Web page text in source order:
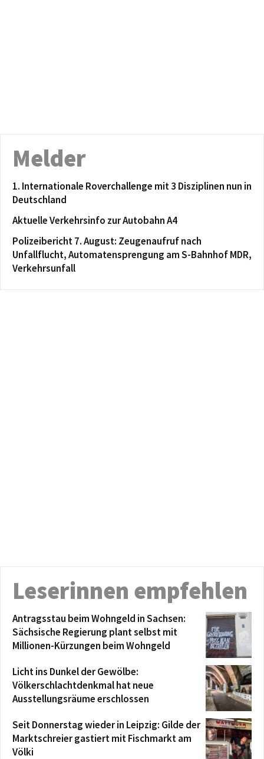
Melder
1. Internationale Roverchallenge mit 3 Disziplinen nun in
Deutschland
Aktuelle Verkehrsinfo zur Autobahn A4
Polizeibericht 7. August: Zeugenaufruf nach
Unfallflucht, Automatensprengung am S-Bahnhof MDR,
Verkehrsunfall
Leserinnen empfehlen
Antragsstau beim Wohngeld in Sachsen:
Sächsische Regierung plant selbst mit
Millionen-Kürzungen beim Wohngeld
Licht ins Dunkel der Gewölbe:
Völkerschlachtdenkmal hat neue
Ausstellungsräume erschlossen
Seit Donnerstag wieder in Leipzig: Gilde der
Marktschreier gastiert mit Fischmarkt am
Völki